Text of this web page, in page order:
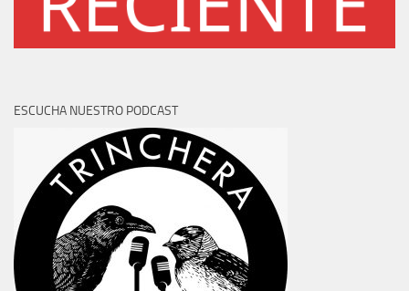
ESCUCHA NUESTRO PODCAST